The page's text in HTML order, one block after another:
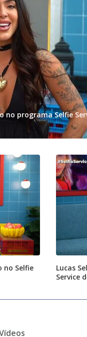
no programa Selfie
no Selfie
Lucas
Service